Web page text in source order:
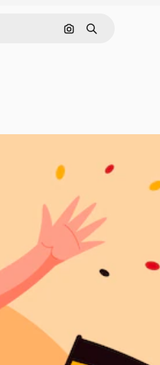
Cerca per immagine
Ricerca